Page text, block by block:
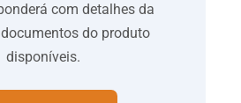
com detalhes da
do produto
disponíveis.